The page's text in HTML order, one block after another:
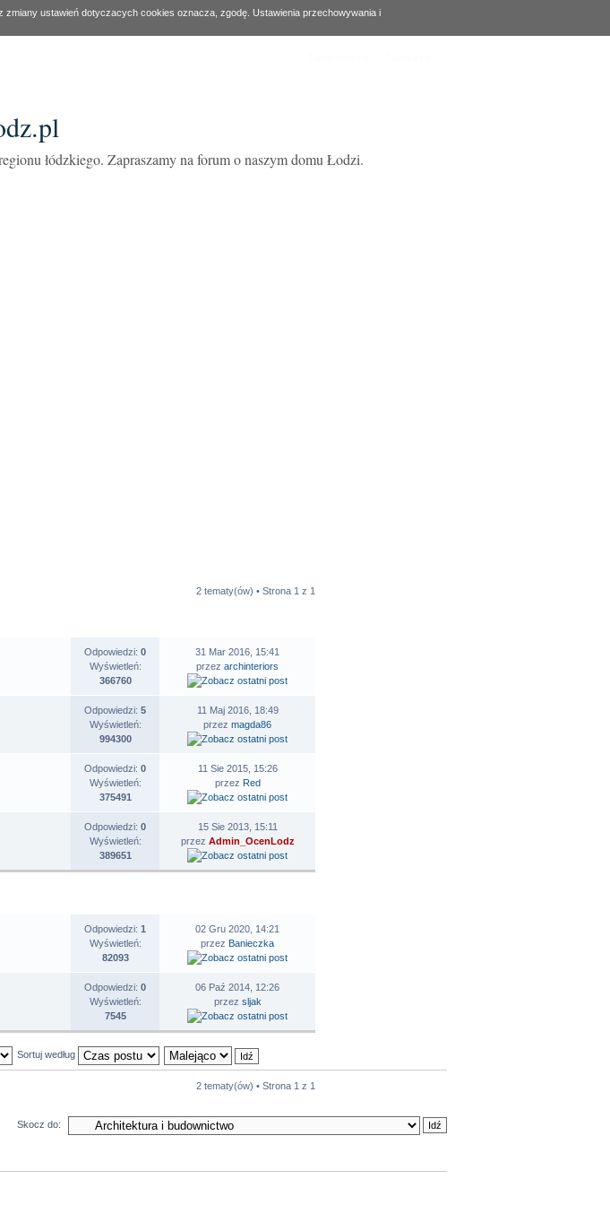
ustawień dotyczacych cookies oznacza, zgodę. Ustawienia przechowywania i
łódzkiego. Zapraszamy na forum o naszym domu Łodzi.
2 tematy(ów) • Strona 1 z 1
Odpowiedzi: 0
Wyświetleń:
366760
31 Mar 2016, 15:41
przez archinteriors
Odpowiedzi: 5
Wyświetleń:
994300
11 Maj 2016, 18:49
przez magda86
Odpowiedzi: 0
Wyświetleń:
375491
11 Sie 2015, 15:26
przez Red
Odpowiedzi: 0
Wyświetleń:
389651
15 Sie 2013, 15:11
przez Admin_OcenLodz
Odpowiedzi: 1
Wyświetleń:
82093
02 Gru 2020, 14:21
przez Banieczka
Odpowiedzi: 0
Wyświetleń:
7545
06 Paź 2014, 12:26
przez sljak
Sortuj według
2 tematy(ów) • Strona 1 z 1
Skocz do: